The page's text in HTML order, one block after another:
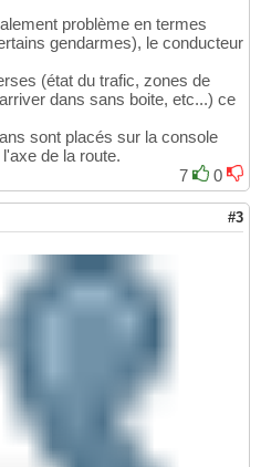
problème en termes
gendarmes), le conducteur
(état du trafic, zones de
dans sans boite, etc...) ce
sont placés sur la console
de la route.
7
0
#3